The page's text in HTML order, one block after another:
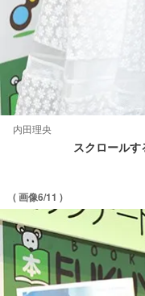
内田理央
スクロール
( 画像6/11 )